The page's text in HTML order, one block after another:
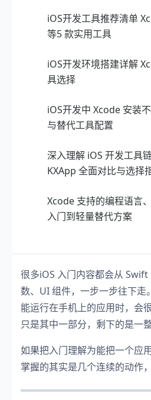
iOS开发工具推荐清单
等5 款实用工具
iOS开发环境搭建详解
具选择
iOS开发中 Xcode 安装
与替代工具配置
深入理解 iOS 开发工具
KXApp 全面对比与选择
Xcode 支持的编程语言
入门到轻量替代方案
很多iOS 入门内容都会从
数、UI 组件，一步一步往下走
能运行在手机上的应用时，会
只是其中一部分，剩下的是一
如果把入门理解为能把一个应
掌握的其实是几个连续的动作